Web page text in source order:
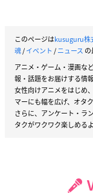
このページはkusuguru株
魂/イベント /ニュース
アニメ・ゲーム・漫画な
報・話題をお届けする情
女性向けアニメをはじめ
マーにも幅を広げ、オタ
さらに、アンケート・ラ
タクがワクワク楽しめる